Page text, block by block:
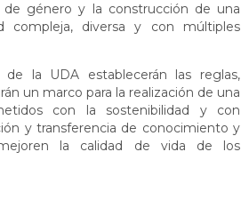
de género y la construcción de una
compleja, diversa y con múltiples
la UDA establecerán las reglas,
un marco para la realización de una
con la sostenibilidad y con
y transferencia de conocimiento y
la calidad de vida de los